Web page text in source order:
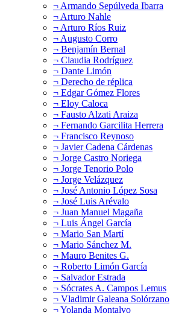
¬ Armando Sepúlveda Ibarra
¬ Arturo Nahle
¬ Arturo Ríos Ruiz
¬ Augusto Corro
¬ Benjamín Bernal
¬ Claudia Rodríguez
¬ Dante Limón
¬ Derecho de réplica
¬ Edgar Gómez Flores
¬ Eloy Caloca
¬ Fausto Alzati Araiza
¬ Fernando Garcilita Herrera
¬ Francisco Reynoso
¬ Javier Cadena Cárdenas
¬ Jorge Castro Noriega
¬ Jorge Tenorio Polo
¬ Jorge Velázquez
¬ José Antonio López Sosa
¬ José Luis Arévalo
¬ Juan Manuel Magaña
¬ Luis Ángel García
¬ Mario San Martí
¬ Mario Sánchez M.
¬ Mauro Benites G.
¬ Roberto Limón García
¬ Salvador Estrada
¬ Sócrates A. Campos Lemus
¬ Vladimir Galeana Solórzano
¬ Yolanda Montalvo